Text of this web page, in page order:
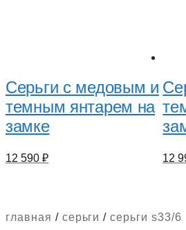
Серьги с медовым и
темным янтарем на
замке
12 590 ₽ 12
главная / серьги /серьги s33/6